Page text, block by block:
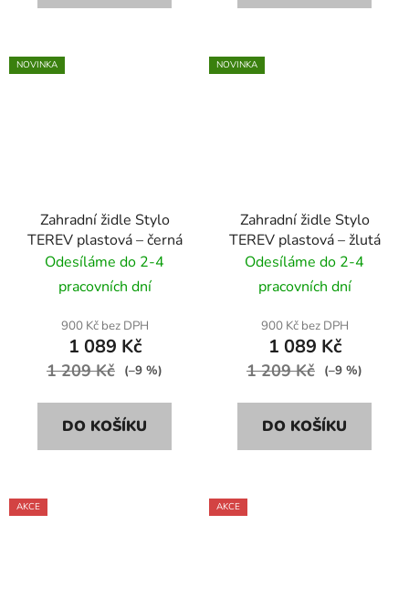
NOVINKA
Zahradní židle Stylo
TEREV plastová – černá
Odesíláme do 2-4
pracovních dní
900 Kč bez DPH
1 089 Kč
1 209 Kč (–9 %)
DO KOŠÍKU
NOVINKA
Zahradní židle Stylo
TEREV plastová – žlutá
Odesíláme do 2-4
pracovních dní
900 Kč bez DPH
1 089 Kč
1 209 Kč (–9 %)
DO KOŠÍKU
AKCE AKCE